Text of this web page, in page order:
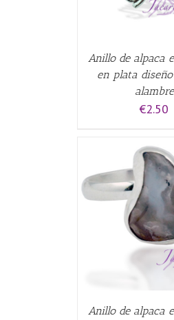
Anillo de alpaca
en plata
alambre
€2.50
Anillo de alpaca